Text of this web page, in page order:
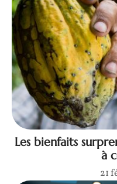
Les bienfaits
à
21